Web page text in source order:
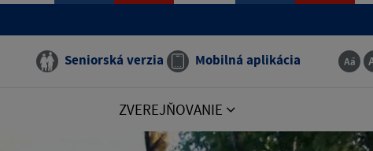
Seniorská verzia Mobilná aplikácia
ZVEREJŇOVANIE